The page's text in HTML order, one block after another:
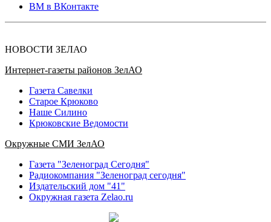
ВМ в ВКонтакте
НОВОСТИ ЗЕЛАО
Интернет-газеты районов ЗелАО
Газета Савелки
Старое Крюково
Наше Силино
Крюковские Ведомости
Окружные СМИ ЗелАО
Газета "Зеленоград Сегодня"
Радиокомпания "Зеленоград сегодня"
Издательский дом "41"
Окружная газета Zelao.ru